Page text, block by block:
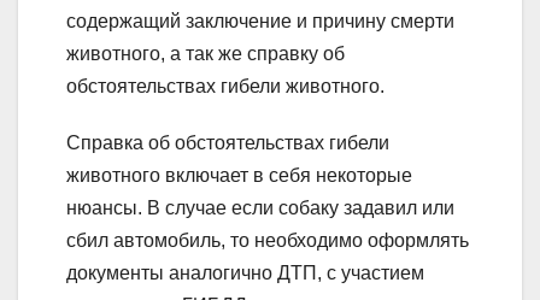
содержащий заключение и причину смерти
животного, а так же справку об
обстоятельствах гибели животного.
Справка об обстоятельствах гибели
животного включает в себя некоторые
нюансы. В случае если собаку задавил или
сбил автомобиль, то необходимо оформлять
документы аналогично ДТП, с участием